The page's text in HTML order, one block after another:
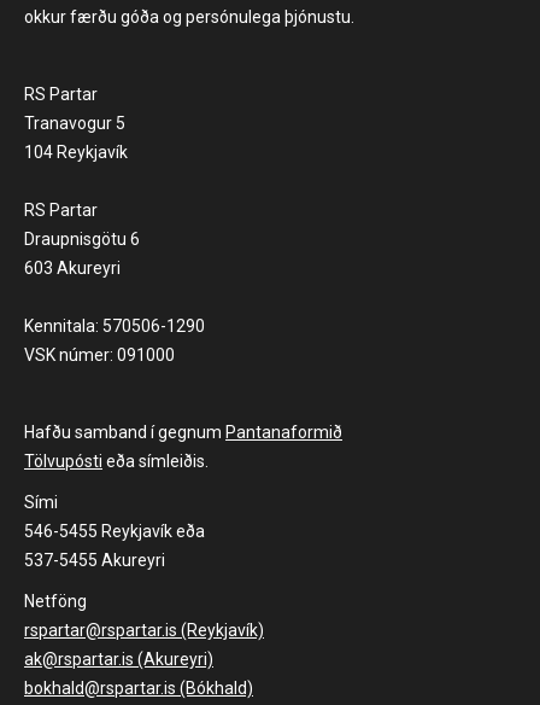
okkur færðu góða og persónulega þjónustu.
RS Partar
Tranavogur 5
104 Reykjavík
RS Partar
Draupnisgötu 6
603 Akureyri
Kennitala: 570506-1290
VSK númer: 091000
Hafðu samband í gegnum Pantanaformið
Tölvupósti eða símleiðis.
Sími
546-5455 Reykjavík eða
537-5455 Akureyri
Netföng
rspartar@rspartar.is (Reykjavík)
ak@rspartar.is (Akureyri)
bokhald@rspartar.is (Bókhald)